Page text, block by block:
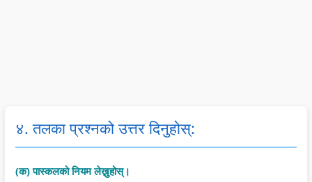
४. तलका प्रश्नको उत्तर दिनुहोस्:
(क) पास्कलको नियम लेख्नुहोस्।